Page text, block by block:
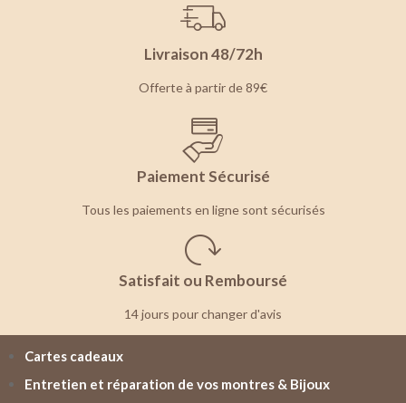
Livraison 48/72h
Offerte à partir de 89€
Paiement Sécurisé
Tous les paiements en ligne sont sécurisés
Satisfait ou Remboursé
14 jours pour changer d'avis
Cartes cadeaux
Entretien et réparation de vos montres & Bijoux